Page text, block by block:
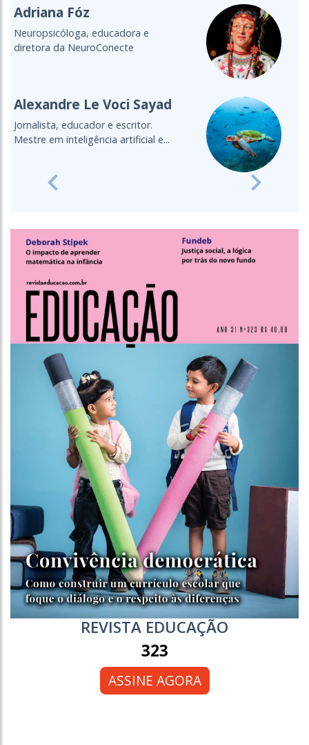
É do povo Maxacali, filósofa,
educadora, aprendiz de parteira.
Cultura Oceânica
Entenda a importância de levar o
oceano para a sala de aula
Previous Next
REVISTA EDUCAÇÃO
323
ASSINE AGORA